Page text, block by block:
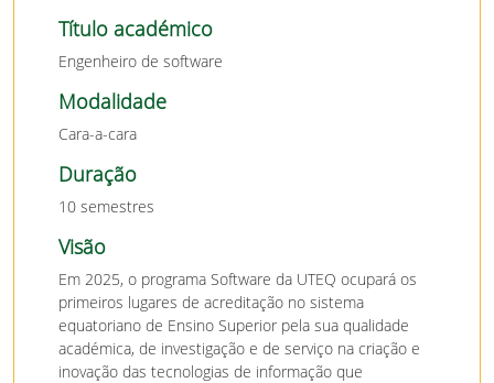
Título académico
Engenheiro de software
Modalidade
Cara-a-cara
Duração
10 semestres
Visão
Em 2025, o programa Software da UTEQ ocupará os
primeiros lugares de acreditação no sistema
equatoriano de Ensino Superior pela sua qualidade
académica, de investigação e de serviço na criação e
inovação das tecnologias de informação que